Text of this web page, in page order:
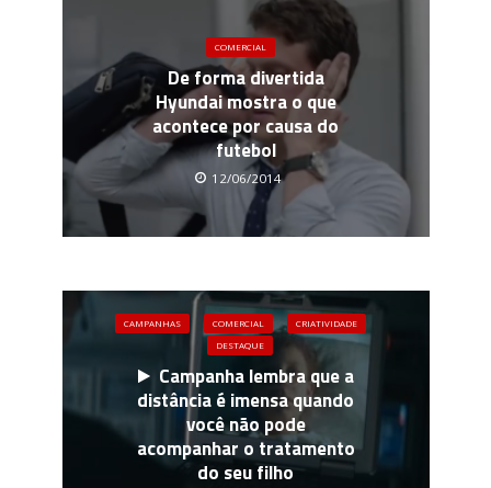
COMERCIAL
De forma divertida
Hyundai mostra o que
acontece por causa do
futebol
12/06/2014
CAMPANHAS COMERCIAL
CRIATIVIDADE
DESTAQUE
Campanha lembra que a
distância é imensa quando
você não pode
acompanhar o tratamento
do seu filho